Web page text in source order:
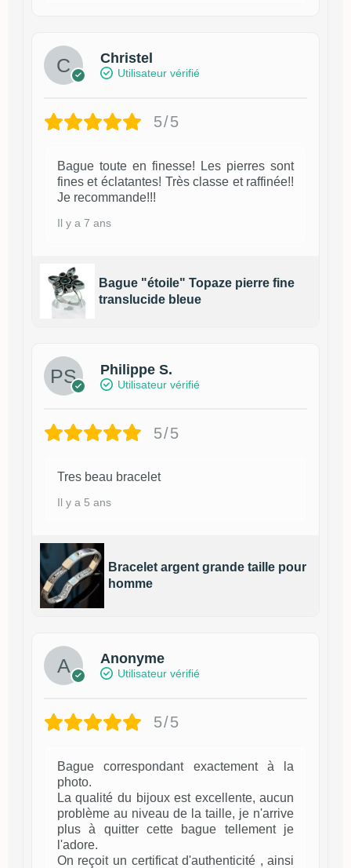
Christel
Utilisateur vérifié
5/5
Bague toute en finesse! Les pierres sont
fines et éclatantes! Très classe et raffinée!!
Je recommande!!!
Il y a 7 ans
Bague "étoile" Topaze pierre fine
translucide bleue
Philippe S.
Utilisateur vérifié
5/5
Tres beau bracelet
Il y a 5 ans
Bracelet argent grande taille pour
homme
Anonyme
Utilisateur vérifié
5/5
Bague correspondant exactement à la
photo.
La qualité du bijoux est excellente, aucun
problème au niveau de la taille, je n'arrive
plus à quitter cette bague tellement je
l'adore.
On reçoit un certificat d'authenticité , ainsi